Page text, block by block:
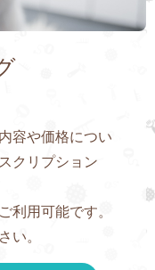
容や価格につい
クリプション
利用可能です。
い。